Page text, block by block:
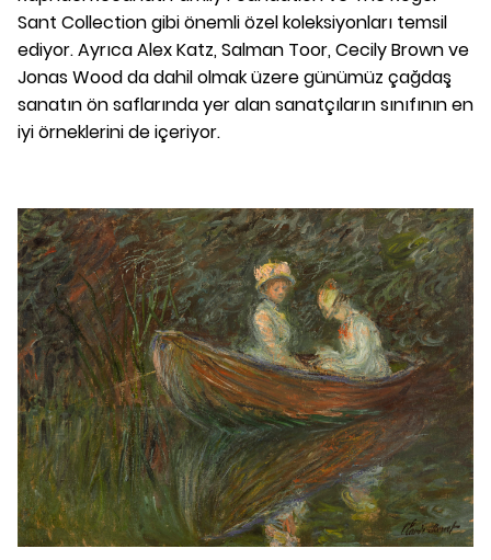
Sant Collection gibi önemli özel koleksiyonları temsil
ediyor. Ayrıca Alex Katz, Salman Toor, Cecily Brown ve
Jonas Wood da dahil olmak üzere günümüz çağdaş
sanatın ön saflarında yer alan sanatçıların sınıfının en
iyi örneklerini de içeriyor.